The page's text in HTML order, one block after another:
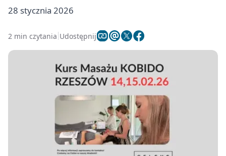
28 stycznia 2026
2 min czytania Udostępnij